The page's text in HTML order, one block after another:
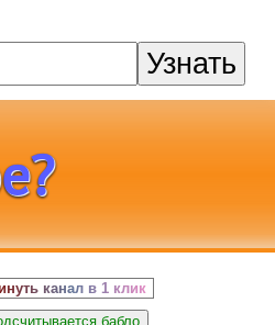
Узнать
канал в 1 клик
бабло